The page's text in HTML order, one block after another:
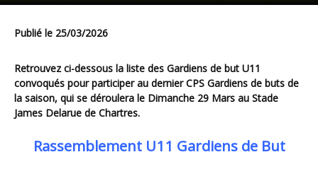
Publié le 25/03/2026
Retrouvez ci-dessous la liste des Gardiens de but U11
convoqués pour participer au dernier CPS Gardiens de buts de
la saison, qui se déroulera le Dimanche 29 Mars au Stade
James Delarue de Chartres.
Rassemblement U11 Gardiens de But